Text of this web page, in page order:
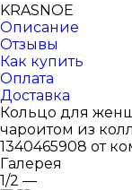
KRASNOE
Описание
Отзывы
Как купить
Оплата
Доставка
Кольцо для
чароитом из
1340465908 от
Галерея
1/2 —